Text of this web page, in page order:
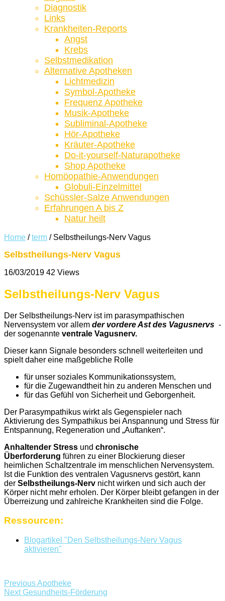
Diagnostik
Links
Krankheiten-Reports
Angst
Krebs
Selbstmedikation
Alternative Apotheken
Lichtmedizin
Symbol-Apotheke
Frequenz Apotheke
Musik-Apotheke
Subliminal-Apotheke
Hör-Apotheke
Kräuter-Apotheke
Do-it-yourself-Naturapotheke
Shop Apotheke
Homöopathie-Anwendungen
Globuli-Einzelmittel
Schüssler-Salze Anwendungen
Erfahrungen A bis Z
Natur heilt
Home / term / Selbstheilungs-Nerv Vagus
Selbstheilungs-Nerv Vagus
16/03/2019 42 Views
Selbstheilungs-Nerv Vagus
Der Selbstheilungs-Nerv ist im parasympathischen
Nervensystem vor allem der vordere Ast des Vagusnervs -
der sogenannte ventrale Vagusnerv.
Dieser kann Signale besonders schnell weiterleiten und
spielt daher eine maßgebliche Rolle
für unser soziales Kommunikationssystem,
für die Zugewandtheit hin zu anderen Menschen und
für das Gefühl von Sicherheit und Geborgenheit.
Der Parasympathikus wirkt als Gegenspieler nach
Aktivierung des Sympathikus bei Anspannung und Stress für
Entspannung, Regeneration und „Auftanken“.
Anhaltender Stress und chronische
Überforderung führen zu einer Blockierung dieser
heimlichen Schaltzentrale im menschlichen Nervensystem.
Ist die Funktion des ventralen Vagusnervs gestört, kann
der Selbstheilungs-Nerv nicht wirken und sich auch der
Körper nicht mehr erholen. Der Körper bleibt gefangen in der
Überreizung und zahlreiche Krankheiten sind die Folge.
Ressourcen:
Blogartikel "Den Selbstheilungs-Nerv Vagus
aktivieren"
PreviousApotheke
NextGesundheits-Förderung